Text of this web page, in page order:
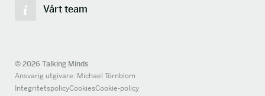
Vårt team
© 2026 Talking Minds
Ansvarig utgivare: Michael Törnblom
IntegritetspolicyCookiesCookie-policy